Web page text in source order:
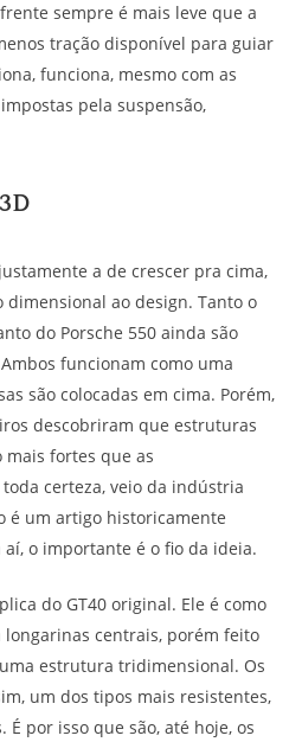
sempre é mais leve que a
tração disponível para guiar
funciona, mesmo com as
pela suspensão,
a de crescer pra cima,
ao design. Tanto o
do Porsche 550 ainda são
funcionam como uma
são colocadas em cima. Porém,
descobriram que estruturas
fortes que as
certeza, veio da indústria
é um artigo historicamente
o importante é o fio da ideia.
do GT40 original. Ele é como
longarinas centrais, porém feito
estrutura tridimensional. Os
um dos tipos mais resistentes,
por isso que são, até hoje, os